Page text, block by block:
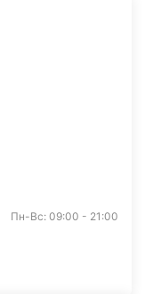
Пн-Вс: 09:00 - 21:00